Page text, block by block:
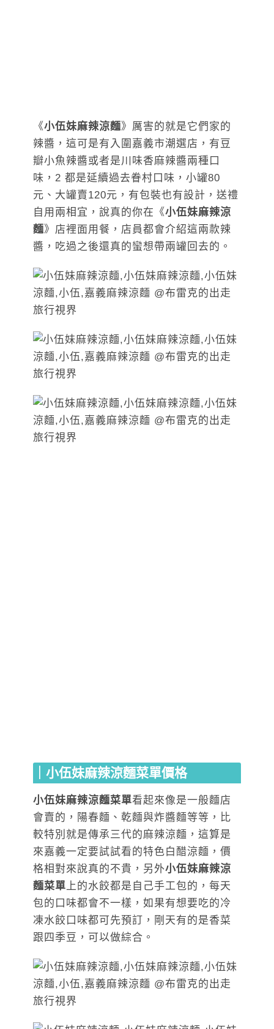
《小伍妹麻辣涼麵》厲害的就是它們家的
辣醬，這可是有入圍嘉義市潮選店，有豆
瓣小魚辣醬或者是川味香麻辣醬兩種口
味，2 都是延續過去眷村口味，小罐80
元、大罐賣120元，有包裝也有設計，送禮
自用兩相宜，說真的你在《小伍妹麻辣涼
麵》店裡面用餐，店員都會介紹這兩款辣
醬，吃過之後還真的蠻想帶兩罐回去的。
｜小伍妹麻辣涼麵菜單價格
小伍妹麻辣涼麵菜單看起來像是一般麵店
會賣的，陽春麵、乾麵與炸醬麵等等，比
較特別就是傳承三代的麻辣涼麵，這算是
來嘉義一定要試試看的特色白醋涼麵，價
格相對來說真的不貴，另外小伍妹麻辣涼
麵菜單 上的水餃都是自己手工包的，每天
包的口味都會不一樣，如果有想要吃的冷
凍水餃口味都可先預訂，剛天有的是香菜
跟四季豆，可以做綜合。